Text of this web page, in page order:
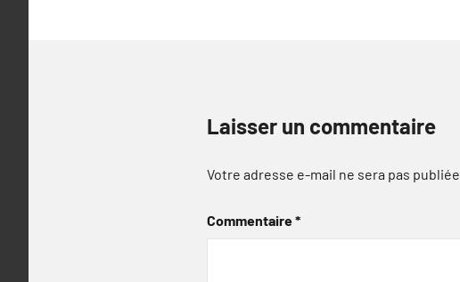
Laisser un commentaire
Votre adresse e-mail ne sera pas publiée.
Commentaire*